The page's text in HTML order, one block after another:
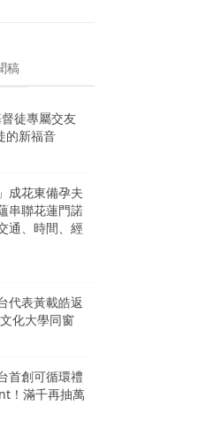
稿
徒專屬交友
的新福音
成花東備孕夫
串聯花蓮門諾
通、時間、經
代表黃載皓返
化大學同窗
首創可循環禮
！滿千再抽萬